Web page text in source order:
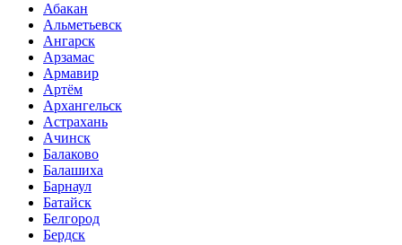
Абакан
Альметьевск
Ангарск
Арзамас
Армавир
Артём
Архангельск
Астрахань
Ачинск
Балаково
Балашиха
Барнаул
Батайск
Белгород
Бердск